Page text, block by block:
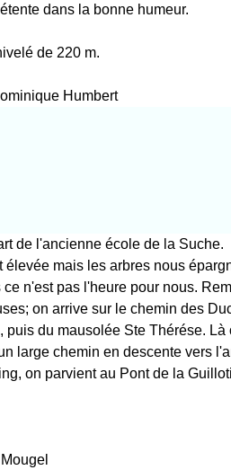
dans la bonne humeur.
de 220 m.
Humbert
de l'ancienne école de la Suche.
élevée mais les arbres nous
n'est pas l'heure pour nous.
on arrive sur le chemin des
du mausolée Ste Thérése.
large chemin en descente vers
on parvient au Pont de la